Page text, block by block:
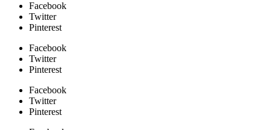
Facebook
Twitter
Pinterest
Facebook
Twitter
Pinterest
Facebook
Twitter
Pinterest